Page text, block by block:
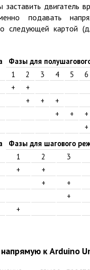
заставить двигатель
подавать
следующей картой (
Фазы для
1
2 3 4 5
6
+
+
+ +
+
+ +
+
+
Фазы для шагового
1
2
3
+
+
+
+
+
+
к Arduino